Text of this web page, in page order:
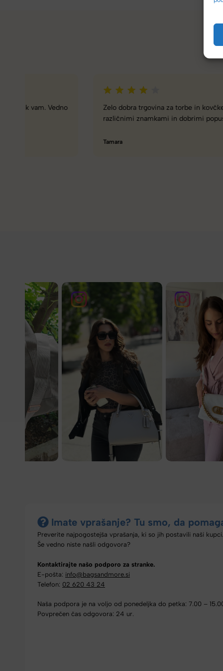
Zelo dobra trgovina za torbe in kovčke, z veliko izbire,
različnimi znamkami in dobrimi popusti/akcijami.
Imate vprašanje? Tu smo, da
Preverite najpogostejša vprašanja, ki so jih postavili naši kupci.
Še vedno niste našli odgovora?
Kontaktirajte našo podporo za stranke.
E-pošta: info@bagsandmore.si
Telefon: 02 620 43 24
Naša podpora je na voljo od ponedeljka do petka: 7.00 –
Povprečen čas odgovora: 24 ur.